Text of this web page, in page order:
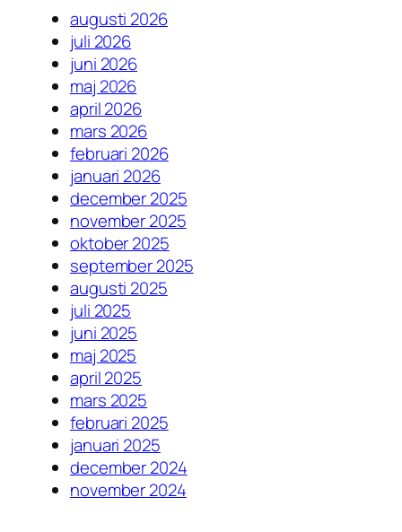
augusti 2026
juli 2026
juni 2026
maj 2026
april 2026
mars 2026
februari 2026
januari 2026
december 2025
november 2025
oktober 2025
september 2025
augusti 2025
juli 2025
juni 2025
maj 2025
april 2025
mars 2025
februari 2025
januari 2025
december 2024
november 2024